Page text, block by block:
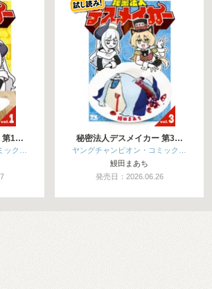
第1…
ック…
秘密法人デスメイカー 第3…
ヤングチャンピオン・コミック…
鰻田まあち
発売日：2026.06.26